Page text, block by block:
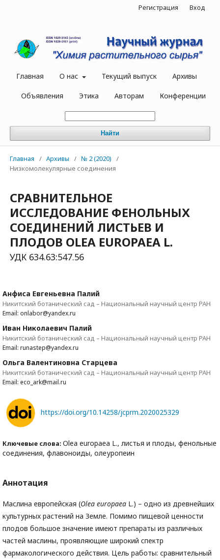
Главная О нас Текущий выпуск Архивы
Объявления Этика Авторам Конференции
Найти
Регистрация Вход
Главная / Архивы / № 2 (2020)
/
Низкомолекулярные соединения
СРАВНИТЕЛЬНОЕ
ИССЛЕДОВАНИЕ ФЕНОЛЬНЫХ
СОЕДИНЕНИЙ ЛИСТЬЕВ И
ПЛОДОВ OLEA EUROPAEA L.
УДК 634.63:547.56
Анфиса Евгеньевна Палий
Никитский ботанический сад – Национальный научный центр РАН
Email: onlabor@yandex.ru
Иван Николаевич Палий
Никитский ботанический сад – Национальный научный центр РАН
Email: runastep@yandex.ru
Ольга Валентиновна Старцева
Никитский ботанический сад – Национальный научный центр РАН
Email: eco_ark@mail.ru
https://doi.org/10.14258/jcprm.2020025329
Ключевые слова: Olea europaea L., листья и плоды, фенольные
соединения, флавоноиды, олеуропеин
Аннотация
Маслина европейская (Olea europaea L.) – одно из древнейших
культурных растений на Земле. Помимо пищевой ценности
плодов большое значение имеют препараты из различных
частей маслины, проявляющие широкий спектр
фармакологического действия. Цель работы: сравнительный